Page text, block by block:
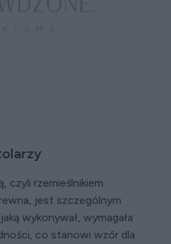
czyli rzemieślnikiem
jest szczególnym
wykonywał, wymagała
co stanowi wzór dla